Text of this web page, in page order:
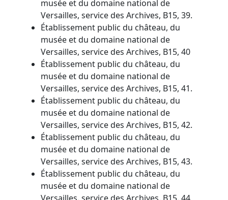
musée et du domaine national de
Versailles, service des Archives, B15, 39.
Établissement public du château, du
musée et du domaine national de
Versailles, service des Archives, B15, 40
Établissement public du château, du
musée et du domaine national de
Versailles, service des Archives, B15, 41.
Établissement public du château, du
musée et du domaine national de
Versailles, service des Archives, B15, 42.
Établissement public du château, du
musée et du domaine national de
Versailles, service des Archives, B15, 43.
Établissement public du château, du
musée et du domaine national de